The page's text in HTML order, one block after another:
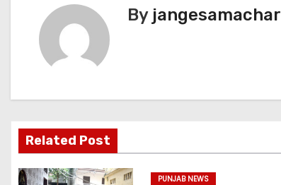
By jangesamachar
Related Post
PUNJAB NEWS